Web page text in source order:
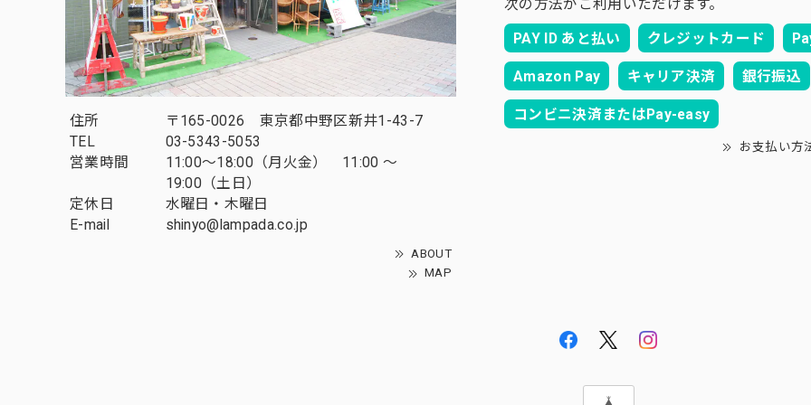
住所
〒165-0026 東京都中野区新井1-43-7
TEL
03-5343-5053
営業時間
11:00～18:00（月火金） 11:00 ～
19:00（土日）
定休日
水曜日・木曜日
E-mail
shinyo@lampada.co.jp
ABOUT
MAP
次の方法がご利用いただけます。
PAY ID あと払い
クレジットカード
Amazon Pay キャリア決済 銀行振込
コンビニ決済またはPay-easy
お支払い方